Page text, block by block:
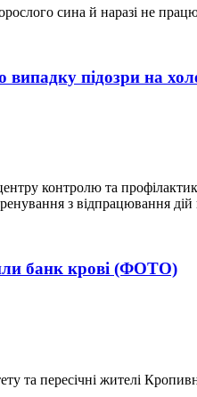
сина й наразі не
випадку підозри на
контролю та
з відпрацювання дій
банк крові (ФОТО)
та пересічні жителі